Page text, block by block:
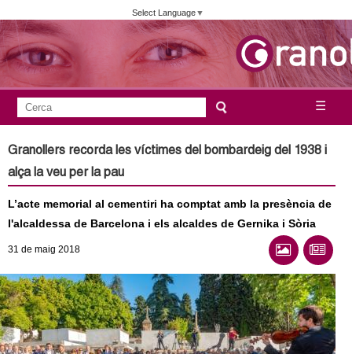
Vés
contingut
Select Language▼
u
n
a
m
e
☰
F
m
u
l
a
r
i
d
e
e
Granollers recorda les víctimes del bombardeig del 1938 i
alça la veu per la pau
L’acte memorial al cementiri ha comptat amb la presència de
l'alcaldessa de Barcelona i els alcaldes de Gernika i Sòria
31 de maig 2018